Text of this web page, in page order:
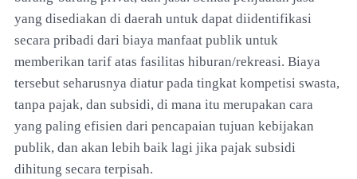
yang disediakan di daerah untuk dapat diidentifikasi
secara pribadi dari biaya manfaat publik untuk
memberikan tarif atas fasilitas hiburan/rekreasi. Biaya
tersebut seharusnya diatur pada tingkat kompetisi swasta,
tanpa pajak, dan subsidi, di mana itu merupakan cara
yang paling efisien dari pencapaian tujuan kebijakan
publik, dan akan lebih baik lagi jika pajak subsidi
dihitung secara terpisah.